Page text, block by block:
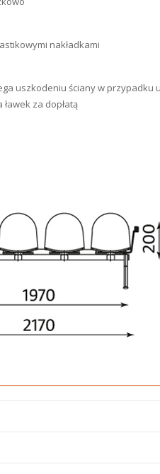
nakładkami
uszkodeniu ściany w przypadku
ławek za dopłatą